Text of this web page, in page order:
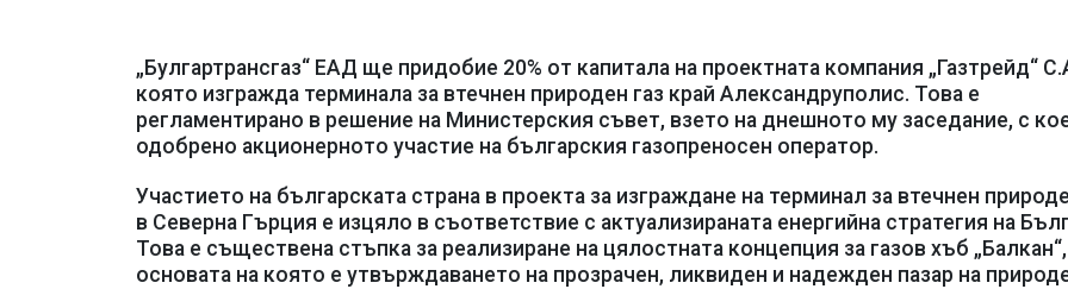
„Булгартрансгаз“ ЕАД ще придобие 20% от капитала на проектната компания „Газтрейд“
която изгражда терминала за втечнен природен газ край Александруполис. Това е
регламентирано в решение на Министерския съвет, взето на днешното му заседание, с
одобрено акционерното участие на българския газопреносен оператор.
Участието на българската страна в проекта за изграждане на терминал за втечнен
в Северна Гърция е изцяло в съответствие с актуализираната енергийна стратегия на
Това е съществена стъпка за реализиране на цялостната концепция за газов хъб
основата на която е утвърждаването на прозрачен, ликвиден и надежден пазар на